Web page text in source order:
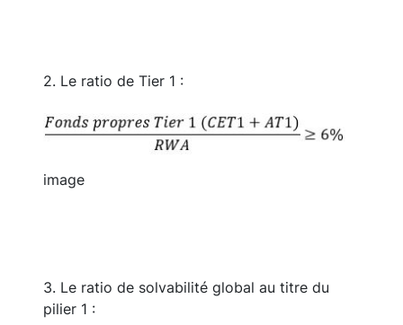
2. Le ratio de Tier 1 :
Image
image
3. Le ratio de solvabilité global au titre du
pilier 1 :